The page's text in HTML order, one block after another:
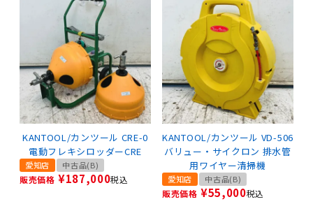
KANTOOL/カンツール CRE-0
電動フレキシロッダーCRE
愛知店 中古品(B)
販売価格 ¥187,000税込
KANTOOL/カンツール VD-506
バリュー・サイクロン 排水管
用ワイヤー清掃機
愛知店 中古品(B)
販売価格 ¥55,000税込